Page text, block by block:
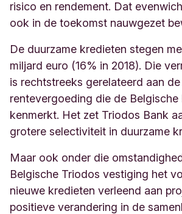
risico en rendement. Dat
ook in de toekomst nauwgezet
De duurzame kredieten stegen
miljard euro (16% in 2018). Die
is rechtstreeks gerelateerd aan
rentevergoeding die de
kenmerkt. Het zet Triodos Bank
grotere selectiviteit in duurzame
Maar ook onder die
Belgische Triodos vestiging het
nieuwe kredieten verleend aan
positieve verandering in de